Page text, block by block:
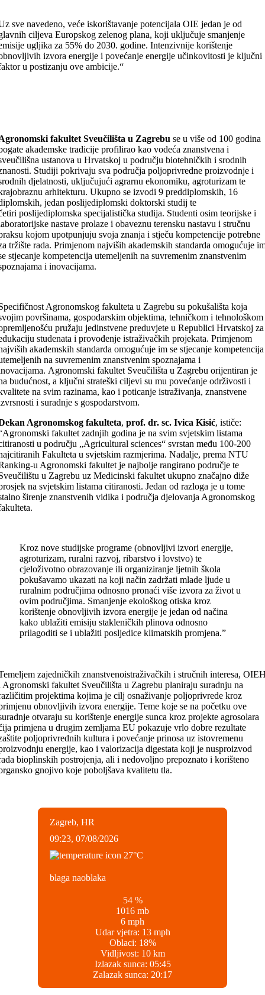
sve navedeno, veće iskorištavanje potencijala OIE jedan je od
ciljeva Europskog zelenog plana, koji uključuje smanjenje
ugljika za 55% do 2030. godine. Intenzivnije korištenje
izvora energije i povećanje energije učinkovitosti je ključni
u postizanju ove ambicije.“
fakultet Sveučilišta u Zagrebu se u više od 100 godina
akademske tradicije profilirao kao vodeća znanstvena i
ustanova u Hrvatskoj u području biotehničkih i srodnih
Studiji pokrivaju sva područja poljoprivredne proizvodnje i
djelatnosti, uključujući agrarnu ekonomiku, agroturizam te
arhitekturu. Ukupno se izvodi 9 preddiplomskih, 16
jedan poslijediplomski doktorski studij te
poslijediplomska specijalistička studija. Studenti osim teorijske i
nastave prolaze i obaveznu terensku nastavu i stručnu
kojom upotpunjuju svoja znanja i stječu kompetencije potrebne
tržište rada. Primjenom najviših akademskih standarda omogućuje
stjecanje kompetencija utemeljenih na suvremenim znanstvenim
i inovacijama.
Agronomskog fakulteta u Zagrebu su pokušališta koja
površinama, gospodarskim objektima, tehničkom i tehnološkom
pružaju jedinstvene preduvjete u Republici Hrvatskoj za
studenata i provođenje istraživačkih projekata. Primjenom
akademskih standarda omogućuje im se stjecanje kompetencija
na suvremenim znanstvenim spoznajama i
Agronomski fakultet Sveučilišta u Zagrebu orijentiran je
budućnost, a ključni strateški ciljevi su mu povećanje održivosti i
na svim razinama, kao i poticanje istraživanja, znanstvene
i suradnje s gospodarstvom.
Agronomskog fakulteta,prof. dr. sc. Ivica Kisić, ističe:
fakultet zadnjih godina je na svim svjetskim listama
u području „Agricultural sciences“ svrstan među 100-200
Fakulteta u svjetskim razmjerima. Nadalje, prema NTU
u Agronomski fakultet je najbolje rangirano područje te
u Zagrebu uz Medicinski fakultet ukupno značajno diže
na svjetskim listama citiranosti. Jedan od razloga je u tome
širenje znanstvenih vidika i područja djelovanja Agronomskog
Kroz nove studijske programe (obnovljivi izvori energije,
agroturizam, ruralni razvoj, ribarstvo i lovstvo) te
cjeloživotno obrazovanje ili organiziranje ljetnih škola
pokušavamo ukazati na koji način zadržati mlade ljude u
ruralnim područjima odnosno pronaći više izvora za život u
ovim područjima. Smanjenje ekološkog otiska kroz
korištenje obnovljivih izvora energije je jedan od načina
kako ublažiti emisiju stakleničkih plinova odnosno
prilagoditi se i ublažiti posljedice klimatskih promjena.”
zajedničkih znanstvenoistraživačkih i stručnih interesa,
Agronomski fakultet Sveučilišta u Zagrebu planiraju suradnju na
projektima kojima je cilj osnaživanje poljoprivrede kroz
obnovljivih izvora energije. Teme koje se na početku ove
otvaraju su korištenje energije sunca kroz projekte agrosolara
primjena u drugim zemljama EU pokazuje vrlo dobre rezultate
poljoprivrednih kultura i povećanje prinosa uz istovremenu
energije, kao i valorizacija digestata koji je nusproizvod
bioplinskih postrojenja, ali i nedovoljno prepoznato i korišteno
gnojivo koje poboljšava kvalitetu tla.
Zagreb, HR
09:23, 07/08/2026
27°C
blaga naoblaka
54 %
1016 mb
6 mph
Udar vjetra: 13 mph
Oblaci: 18%
Vidljivost: 10 km
Izlazak sunca: 05:45
Zalazak sunca: 20:17